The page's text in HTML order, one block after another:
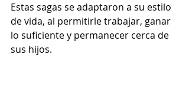
Estas sagas se adaptaron a su estilo
de vida, al permitirle trabajar, ganar
lo suficiente y permanecer cerca de
sus hijos.